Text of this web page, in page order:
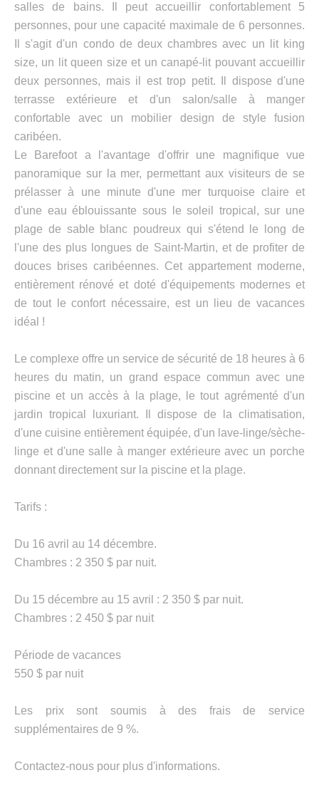
salles de bains. Il peut accueillir confortablement 5
personnes, pour une capacité maximale de 6 personnes.
Il s'agit d'un condo de deux chambres avec un lit king
size, un lit queen size et un canapé-lit pouvant accueillir
deux personnes, mais il est trop petit. Il dispose d'une
terrasse extérieure et d'un salon/salle à manger
confortable avec un mobilier design de style fusion
caribéen.
Le Barefoot a l'avantage d'offrir une magnifique vue
panoramique sur la mer, permettant aux visiteurs de se
prélasser à une minute d'une mer turquoise claire et
d'une eau éblouissante sous le soleil tropical, sur une
plage de sable blanc poudreux qui s'étend le long de
l'une des plus longues de Saint-Martin, et de profiter de
douces brises caribéennes. Cet appartement moderne,
entièrement rénové et doté d'équipements modernes et
de tout le confort nécessaire, est un lieu de vacances
idéal !
Le complexe offre un service de sécurité de 18 heures à 6
heures du matin, un grand espace commun avec une
piscine et un accès à la plage, le tout agrémenté d'un
jardin tropical luxuriant. Il dispose de la climatisation,
d'une cuisine entièrement équipée, d'un lave-linge/sèche-
linge et d'une salle à manger extérieure avec un porche
donnant directement sur la piscine et la plage.
Tarifs :
Du 16 avril au 14 décembre.
Chambres : 2 350 $ par nuit.
Du 15 décembre au 15 avril : 2 350 $ par nuit.
Chambres : 2 450 $ par nuit
Période de vacances
550 $ par nuit
Les prix sont soumis à des frais de service
supplémentaires de 9 %.
Contactez-nous pour plus d'informations.